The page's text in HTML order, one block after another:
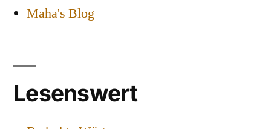
Maha's Blog
Lesenswert